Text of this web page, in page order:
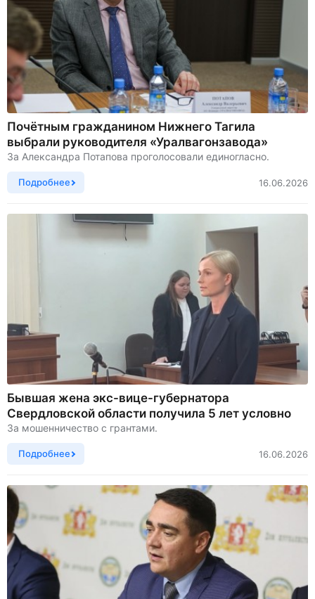
Почётным гражданином Нижнего Тагила
выбрали руководителя «Уралвагонзавода»
За Александра Потапова проголосовали единогласно.
Подробнее 16.06.2026
Бывшая жена экс-вице-губернатора
Свердловской области получила 5 лет условно
За мошенничество с грантами.
Подробнее 16.06.2026